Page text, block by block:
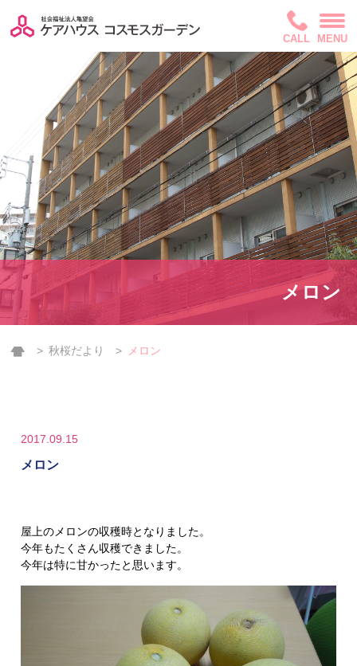
CALL MENU
メロン
秋桜だより メロン
2017.09.15
メロン
屋上のメロンの収穫時となりました。
今年もたくさん収穫できました。
今年は特に甘かったと思います。